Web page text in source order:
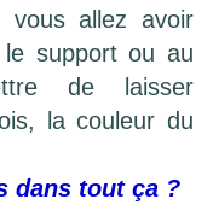
vous allez avoir
support ou au
de laisser
la couleur du
dans tout ça ?